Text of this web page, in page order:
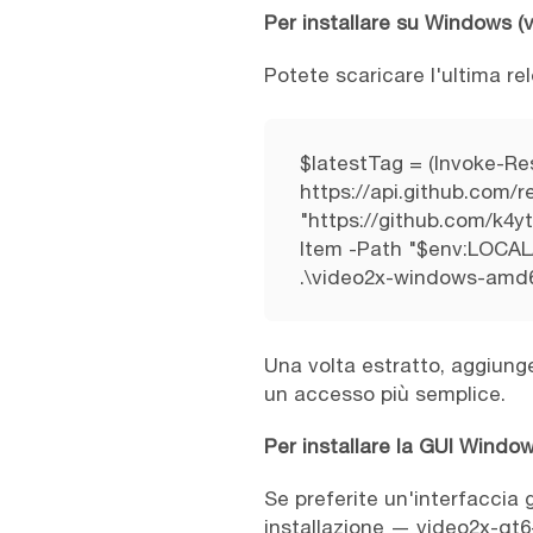
Per installare su Windows
Potete scaricare l'ultima
$latestTag = (Invoke-
https://api.github.com/
"https://github.com/
Item -Path
.\video2x-windows-
Una volta estratto,
un accesso più semplice.
Per installare la GUI
Se preferite un'interfaccia
installazione — video2x-